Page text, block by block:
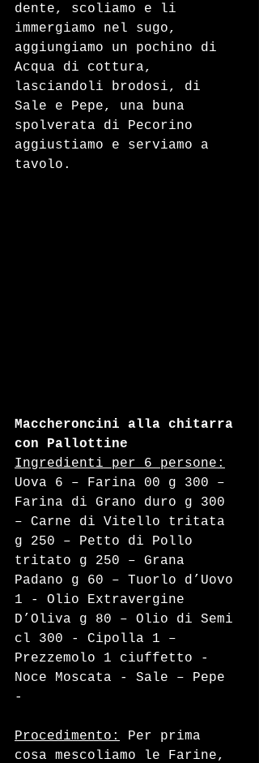
dente, scoliamo e li
immergiamo nel sugo,
aggiungiamo un pochino di
Acqua di cottura,
lasciandoli brodosi, di
Sale e Pepe, una buna
spolverata di Pecorino
aggiustiamo e serviamo a
tavolo.
Maccheroncini alla chitarra
con Pallottine
Ingredienti per 6 persone:
Uova 6 – Farina 00 g 300 –
Farina di Grano duro g 300
– Carne di Vitello tritata
g 250 – Petto di Pollo
tritato g 250 – Grana
Padano g 60 – Tuorlo d’Uovo
1 - Olio Extravergine
D’Oliva g 80 – Olio di Semi
cl 300 - Cipolla 1 –
Prezzemolo 1 ciuffetto -
Noce Moscata - Sale – Pepe
-
Procedimento:
Per prima
cosa mescoliamo le Farine,